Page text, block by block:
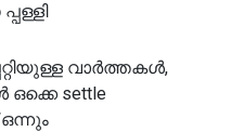
വാർത്തകൾ,
settle